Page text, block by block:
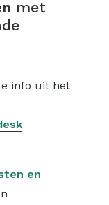
met
info uit het
en